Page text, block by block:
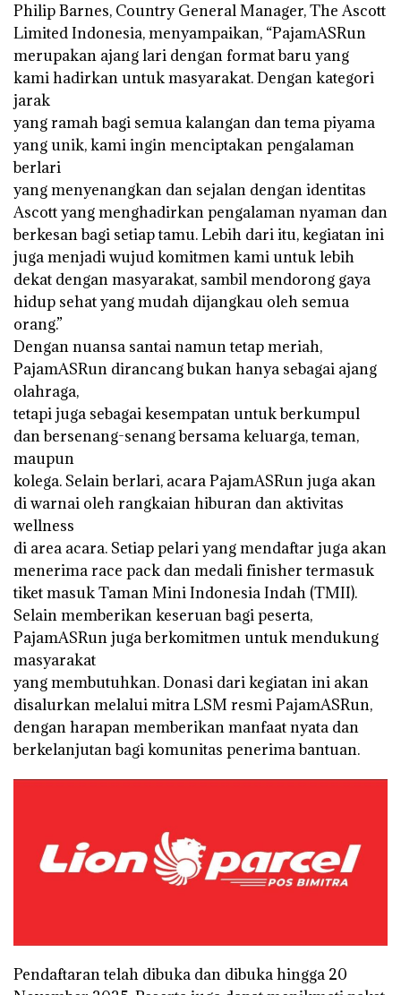
Philip Barnes, Country General Manager, The Ascott
Limited Indonesia, menyampaikan, “PajamASRun
merupakan ajang lari dengan format baru yang
kami hadirkan untuk masyarakat. Dengan kategori
jarak
yang ramah bagi semua kalangan dan tema piyama
yang unik, kami ingin menciptakan pengalaman
berlari
yang menyenangkan dan sejalan dengan identitas
Ascott yang menghadirkan pengalaman nyaman dan
berkesan bagi setiap tamu. Lebih dari itu, kegiatan ini
juga menjadi wujud komitmen kami untuk lebih
dekat dengan masyarakat, sambil mendorong gaya
hidup sehat yang mudah dijangkau oleh semua
orang.”
Dengan nuansa santai namun tetap meriah,
PajamASRun dirancang bukan hanya sebagai ajang
olahraga,
tetapi juga sebagai kesempatan untuk berkumpul
dan bersenang-senang bersama keluarga, teman,
maupun
kolega. Selain berlari, acara PajamASRun juga akan
di warnai oleh rangkaian hiburan dan aktivitas
wellness
di area acara. Setiap pelari yang mendaftar juga akan
menerima race pack dan medali finisher termasuk
tiket masuk Taman Mini Indonesia Indah (TMII).
Selain memberikan keseruan bagi peserta,
PajamASRun juga berkomitmen untuk mendukung
masyarakat
yang membutuhkan. Donasi dari kegiatan ini akan
disalurkan melalui mitra LSM resmi PajamASRun,
dengan harapan memberikan manfaat nyata dan
berkelanjutan bagi komunitas penerima bantuan.
Pendaftaran telah dibuka dan dibuka hingga 20